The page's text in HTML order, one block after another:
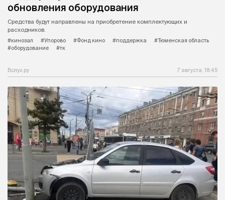
обновления оборудования
Средства будут направлены на приобретение комплектующих и
расходников.
#кинозал
#Упорово #Фонд кино #поддержка
#Тюменская область
#оборудование
#тк
Вслух.ру 7 августа, 18:45